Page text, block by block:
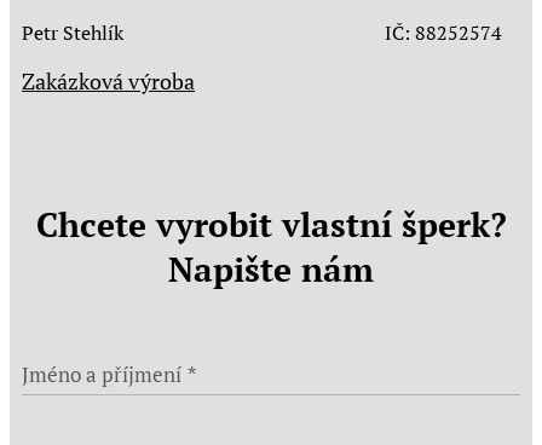
Petr Stehlík IČ: 88252574
Zakázková výroba
Chcete vyrobit vlastní šperk?
Napište nám
Jméno a příjmení